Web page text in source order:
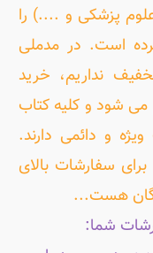
پزشکی و ....) را
است. در مدملی
نداریم، خرید
می شود و کلیه کتاب
تخفیف ویژه و دائمی دارند.
سفارشات بالای
شما: